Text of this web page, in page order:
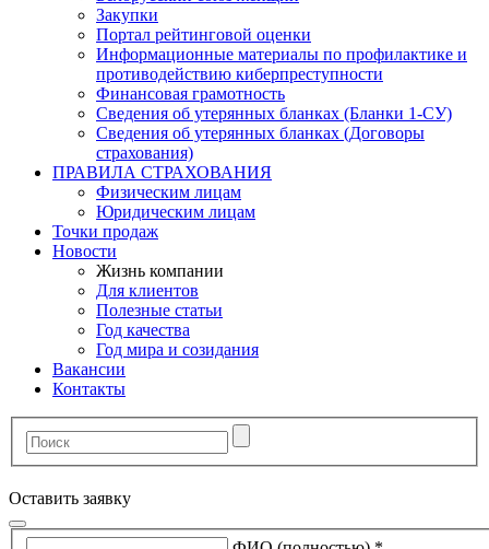
Закупки
Портал рейтинговой оценки
Информационные материалы по профилактике и
противодействию киберпреступности
Финансовая грамотность
Сведения об утерянных бланках (Бланки 1-СУ)
Сведения об утерянных бланках (Договоры
страхования)
ПРАВИЛА СТРАХОВАНИЯ
Физическим лицам
Юридическим лицам
Точки продаж
Новости
Жизнь компании
Для клиентов
Полезные статьи
Год качества
Год мира и созидания
Вакансии
Контакты
Оставить заявку